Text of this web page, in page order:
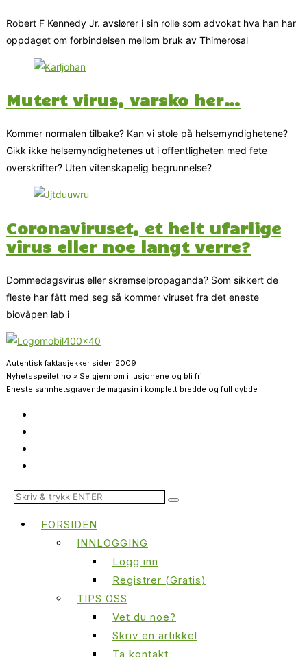
Robert F Kennedy Jr. avslører i sin rolle som advokat hva han har
oppdaget om forbindelsen mellom bruk av Thimerosal
Mutert virus, varsko her…
Kommer normalen tilbake? Kan vi stole på helsemyndighetene?
Gikk ikke helsemyndighetenes ut i offentligheten med fete
overskrifter? Uten vitenskapelig begrunnelse?
Coronaviruset, et helt ufarlige
virus eller noe langt verre?
Dommedagsvirus eller skremselpropaganda? Som sikkert de
fleste har fått med seg så kommer viruset fra det eneste
biovåpen lab i
Autentisk faktasjekker siden 2009
Nyhetsspeilet.no » Se gjennom illusjonene og bli fri
Eneste sannhetsgravende magasin i komplett bredde og full dybde
FORSIDEN
INNLOGGING
Logg inn
Registrer (Gratis)
TIPS OSS
Vet du noe?
Skriv en artikkel
Ta kontakt